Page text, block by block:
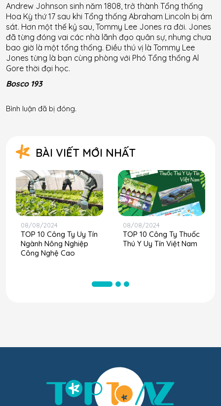
Andrew Johnson sinh năm 1808, trở thành Tổng thống
Hoa Kỳ thứ 17 sau khi Tổng thống Abraham Lincoln bị ám
sát. Hơn một thế kỷ sau, Tommy Lee Jones ra đời. Jones
đã từng đóng vai các nhà lãnh đạo quân sự, nhưng chưa
bao giờ là một tổng thống. Điều thú vị là Tommy Lee
Jones từng là bạn cùng phòng với Phó Tổng thống Al
Gore thời đại học.
Bosco 193
Bình luận đã bị đóng.
BÀI VIẾT MỚI NHẤT
08/08/2024
TOP 10 Công Ty Uy Tín
Ngành Nông Nghiệp
Công Nghệ Cao
08/08/2024
TOP 10 Công Ty Thuốc
Thú Y Uy Tín Việt Nam